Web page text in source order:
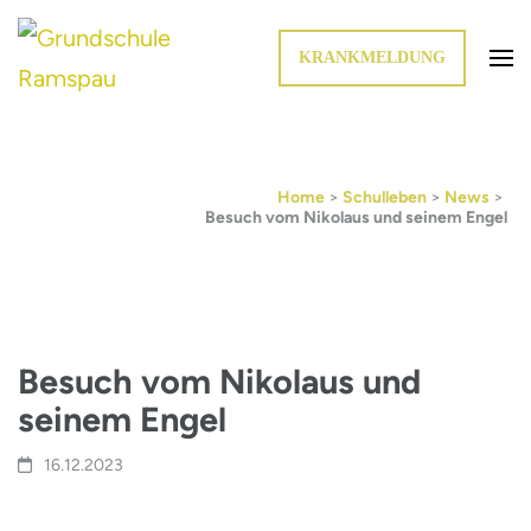
KRANKMELDUNG
Home > Schulleben > News >
Besuch vom Nikolaus und seinem Engel
Besuch vom Nikolaus und
seinem Engel
16.12.2023